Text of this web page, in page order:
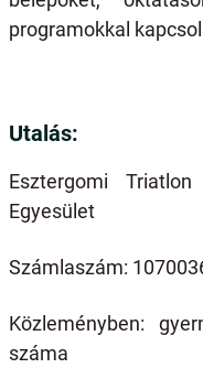
programokkal
Utalás:
Esztergomi
Egyesület
Számlaszám:
Közleményben:
száma